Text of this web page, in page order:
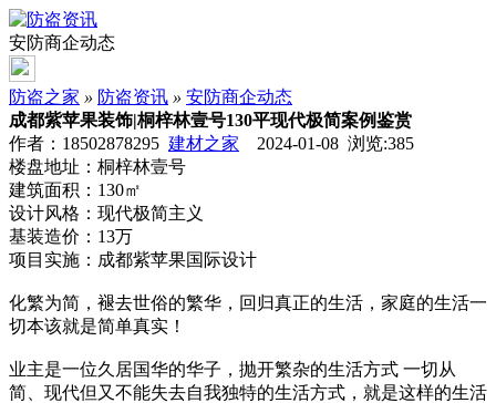
安防商企动态
防盗之家 » 防盗资讯 » 安防商企动态
成都紫苹果装饰|桐梓林壹号130平现代极简案例鉴赏
作者：18502878295 建材之家 2024-01-08 浏览:385
楼盘地址：桐梓林壹号
建筑面积：130㎡
设计风格：现代极简主义
基装造价：13万
项目实施：成都紫苹果国际设计
化繁为简，褪去世俗的繁华，回归真正的生活，家庭的生活一
切本该就是简单真实！
业主是一位久居国华的华子，抛开繁杂的生活方式 一切从
简、现代但又不能失去自我独特的生活方式，就是这样的生活